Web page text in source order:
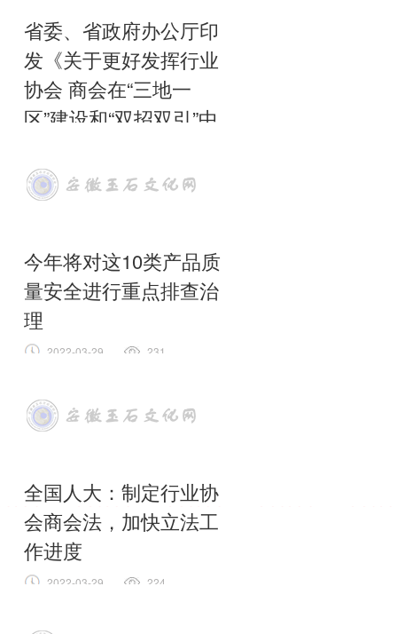
省委、省政府办公厅印
发《关于更好发挥行业
协会 商会在“三地一
区”建设和“双招双引”中
2023-05-29 228
会商会在“三地一区”建设和“双招双
引”中作用的意见》，
全文
今年将对这10类产品质
量安全进行重点排查治
理
2022-03-29 231
2022年重点工业产品质量安全排查治
理专项行动工作方案的通知》，
全国人大：制定行业协
会商会法，加快立法工
作进度
2022-03-29 224